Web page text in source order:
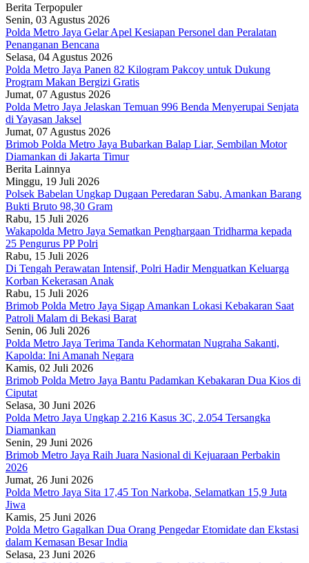
Berita Terpopuler
Senin, 03 Agustus 2026
Polda Metro Jaya Gelar Apel Kesiapan Personel dan Peralatan
Penanganan Bencana
Selasa, 04 Agustus 2026
Polda Metro Jaya Panen 82 Kilogram Pakcoy untuk Dukung
Program Makan Bergizi Gratis
Jumat, 07 Agustus 2026
Polda Metro Jaya Jelaskan Temuan 996 Benda Menyerupai Senjata
di Yayasan Jaksel
Jumat, 07 Agustus 2026
Brimob Polda Metro Jaya Bubarkan Balap Liar, Sembilan Motor
Diamankan di Jakarta Timur
Berita Lainnya
Minggu, 19 Juli 2026
Polsek Babelan Ungkap Dugaan Peredaran Sabu, Amankan Barang
Bukti Bruto 98,30 Gram
Rabu, 15 Juli 2026
Wakapolda Metro Jaya Sematkan Penghargaan Tridharma kepada
25 Pengurus PP Polri
Rabu, 15 Juli 2026
Di Tengah Perawatan Intensif, Polri Hadir Menguatkan Keluarga
Korban Kekerasan Anak
Rabu, 15 Juli 2026
Brimob Polda Metro Jaya Sigap Amankan Lokasi Kebakaran Saat
Patroli Malam di Bekasi Barat
Senin, 06 Juli 2026
Polda Metro Jaya Terima Tanda Kehormatan Nugraha Sakanti,
Kapolda: Ini Amanah Negara
Kamis, 02 Juli 2026
Brimob Polda Metro Jaya Bantu Padamkan Kebakaran Dua Kios di
Ciputat
Selasa, 30 Juni 2026
Polda Metro Jaya Ungkap 2.216 Kasus 3C, 2.054 Tersangka
Diamankan
Senin, 29 Juni 2026
Brimob Metro Jaya Raih Juara Nasional di Kejuaraan Perbakin
2026
Jumat, 26 Juni 2026
Polda Metro Jaya Sita 17,45 Ton Narkoba, Selamatkan 15,9 Juta
Jiwa
Kamis, 25 Juni 2026
Polda Metro Gagalkan Dua Orang Pengedar Etomidate dan Ekstasi
dalam Kemasan Besar India
Selasa, 23 Juni 2026